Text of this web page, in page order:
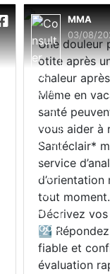
MMA
03/08/
Une douleur
otite après
chaleur
Même en
santé
vous aider à
Santéclair*
service
tout
Décrivez
2️⃣
fiable et
évaluation